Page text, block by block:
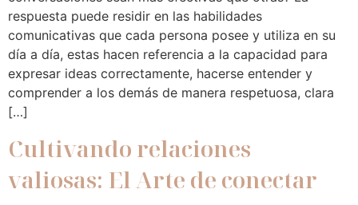
respuesta puede residir en las habilidades
comunicativas que cada persona posee y utiliza en su
día a día, estas hacen referencia a la capacidad para
expresar ideas correctamente, hacerse entender y
comprender a los demás de manera respetuosa, clara
[…]
Cultivando relaciones
valiosas: El Arte de conectar